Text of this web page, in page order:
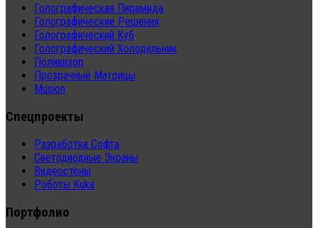
Голографическая Пирамида
Голографические Решения
Голографический Куб
Голографический Холодильник
Поливизор
Прозрачные Матрицы
Musion
Спецпроекты
Разработка Софта
Светодиодные Экраны
Видеостены
Роботы Kuka
Портфолио